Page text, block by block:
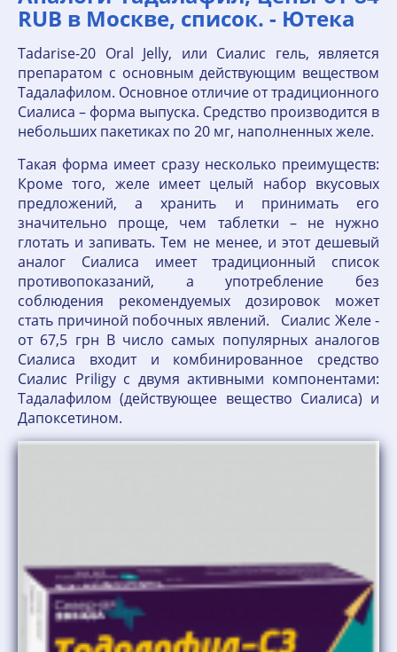
RUB в Москве, список. - Ютека
Tadarise-20 Oral Jelly, или Сиалис гель, является
препаратом с основным действующим веществом
Тадалафилом. Основное отличие от традиционного
Сиалиса – форма выпуска. Средство производится в
небольших пакетиках по 20 мг, наполненных желе.
Такая форма имеет сразу несколько преимуществ:
Кроме того, желе имеет целый набор вкусовых
предложений, а хранить и принимать его
значительно проще, чем таблетки – не нужно
глотать и запивать. Тем не менее, и этот дешевый
аналог Сиалиса имеет традиционный список
противопоказаний, а употребление без
соблюдения рекомендуемых дозировок может
стать причиной побочных явлений. Сиалис Желе -
от 67,5 грн В число самых популярных аналогов
Сиалиса входит и комбинированное средство
Сиалис Priligy с двумя активными компонентами:
Тадалафилом (действующее вещество Сиалиса) и
Дапоксетином.